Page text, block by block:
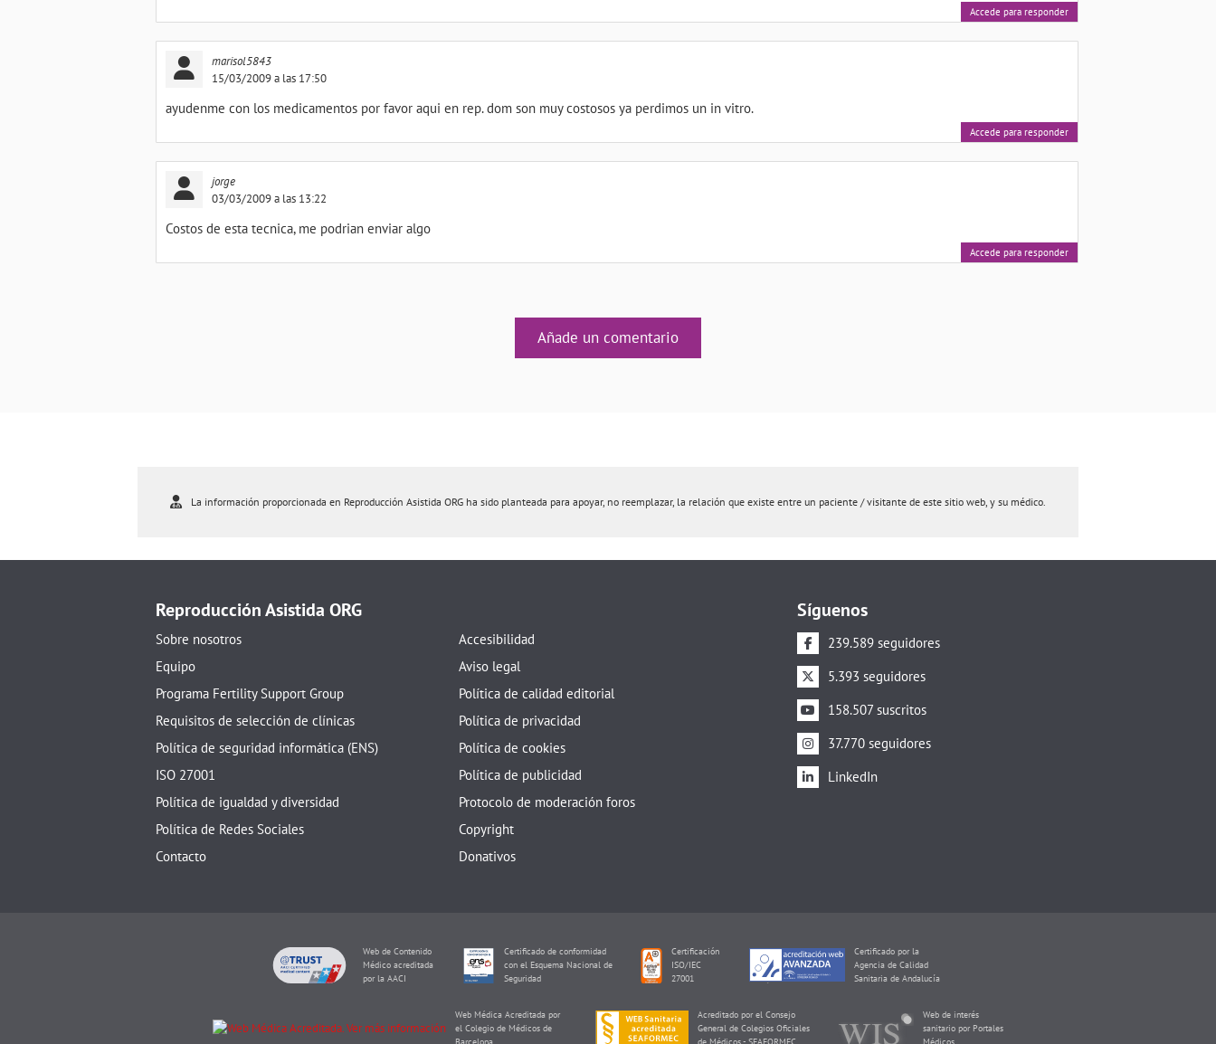
Accede para responder
marisol5843
15/03/2009 a las 17:50
ayudenme con los medicamentos por favor aqui en rep. dom son muy costosos ya perdimos un in vitro.
Accede para responder
jorge
03/03/2009 a las 13:22
Costos de esta tecnica, me podrian enviar algo
Accede para responder
Añade un comentario
La información proporcionada en Reproducción Asistida ORG ha sido planteada para apoyar, no reemplazar, la relación que existe entre un paciente / visitante de este sitio web, y su médico.
Reproducción Asistida ORG
Sobre nosotros
Equipo
Programa Fertility Support Group
Requisitos de selección de clínicas
Política de seguridad informática (ENS)
ISO 27001
Política de igualdad y diversidad
Política de Redes Sociales
Contacto
Accesibilidad
Aviso legal
Política de calidad editorial
Política de privacidad
Política de cookies
Política de publicidad
Protocolo de moderación foros
Copyright
Donativos
Síguenos
239.589 seguidores
5.393 seguidores
158.507 suscritos
37.770 seguidores
LinkedIn
Web de Contenido
Médico acreditada
por la AACI
Certificado de conformidad
con el Esquema Nacional de
Seguridad
Certificación
ISO/IEC
27001
Certificado por la
Agencia de Calidad
Sanitaria de Andalucía
Web Médica Acreditada por
el Colegio de Médicos de
Acreditado por el Consejo
General de Colegios Oficiales
Web de interés
sanitario por Portales